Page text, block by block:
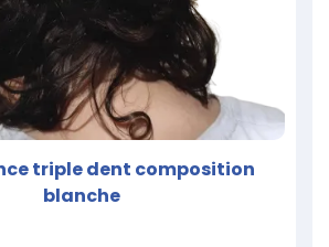
triple dent composition
blanche